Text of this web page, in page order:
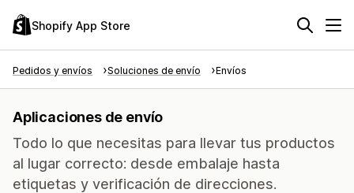
Shopify App Store
Pedidos y envíos Soluciones de envío Envíos
Aplicaciones de envío
Todo lo que necesitas para llevar tus productos
al lugar correcto: desde embalaje hasta
etiquetas y verificación de direcciones.